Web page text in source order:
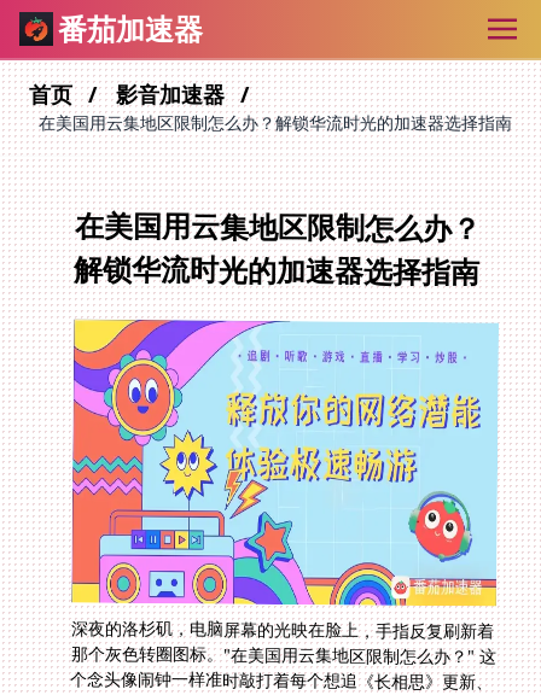
番茄加速器
首页 影音加速器
在美国用云集地区限制怎么办？解锁华流时光的加速器选择指南
在美国用云集地区限制怎么办？
解锁华流时光的加速器选择指南
深夜的洛杉矶，电脑屏幕的光映在脸上，手指反复刷新着
那个灰色转圈图标。"在美国用云集地区限制怎么办？" 这
个念头像闹钟一样准时敲打着每个想追《长相思》更新、
听周杰伦新歌的夜晚。爱奇艺的提示框、腾讯视频的加载
条、甚至突然不能支付的银联应用，都成了横跨在乡愁面
前的数字围墙。不是平台不友好，而是IP地址这串数字出
卖了你的地理位置，让你错过的不仅是剧情更新，更是与